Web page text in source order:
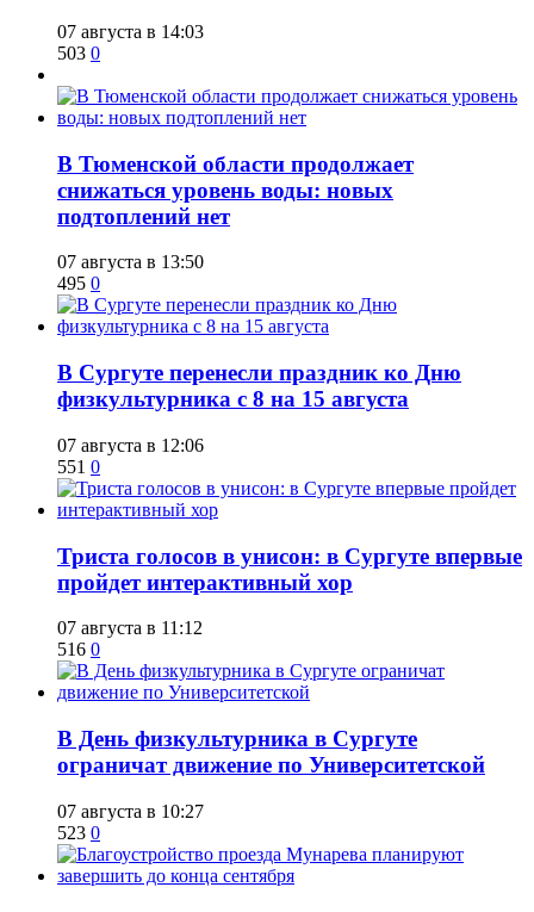
07 августа в 14:03
503 0
​В Тюменской области продолжает
снижаться уровень воды: новых
подтоплений нет
07 августа в 13:50
495 0
​В Сургуте перенесли праздник ко Дню
физкультурника с 8 на 15 августа
07 августа в 12:06
551 0
​Триста голосов в унисон: в Сургуте впервые
пройдет интерактивный хор
07 августа в 11:12
516 0
​В День физкультурника в Сургуте
ограничат движение по Университетской
07 августа в 10:27
523 0